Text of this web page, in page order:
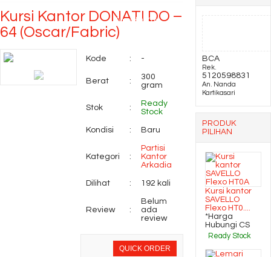
Type d 980 h
Kursi Kantor DONATI DO –
64 (Oscar/Fabric)
Kode : -
Berat :
300
gram
Stok :
Ready
Stock
Kondisi : Baru
Kategori :
Partisi
Kantor
Arkadia
Dilihat : 192 kali
Review :
Belum
ada
review
QUICK ORDER
BCA
Rek.
5120598831
An. Nanda
Kartikasari
PRODUK
PILIHAN
Kursi kantor
SAVELLO
Flexo HT0....
*Harga
Hubungi CS
Ready Stock